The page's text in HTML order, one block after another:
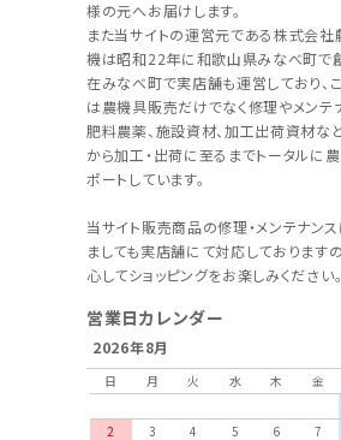
様の元へお届けします。
また当サイトの運営元である株式会社
機は昭和22年に和歌山県みなべ町で
在みなべ町で実店舗も運営しており、
は農機具販売だけでなく修理やメンテナ
肥料農薬、施設資材、加工出荷資材な
から加工・出荷に至るまでトータルに
ポートしています。
当サイト販売商品の修理・メンテナンス
ましても実店舗にて対応しております
心してショッピングをお楽しみください。
営業日カレンダー
2026年8月
日 月 火 水 木 金
2
3 4 5 6 7